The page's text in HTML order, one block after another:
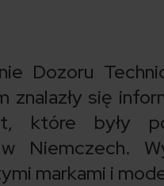
Dozoru
się
które były
Niemczech.
markami i